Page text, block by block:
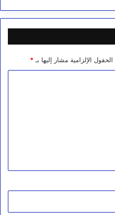
الحقول الإلزامية مشار إليها بـ*